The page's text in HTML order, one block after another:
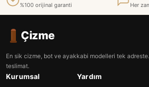
%100 orijinal garanti Her
Çizme
En sik cizme, bot ve ayakkabi modelleri tek
teslimat.
Kurumsal Yardım